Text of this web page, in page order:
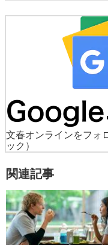
文春オンラインをフォ
ック）
関連記事